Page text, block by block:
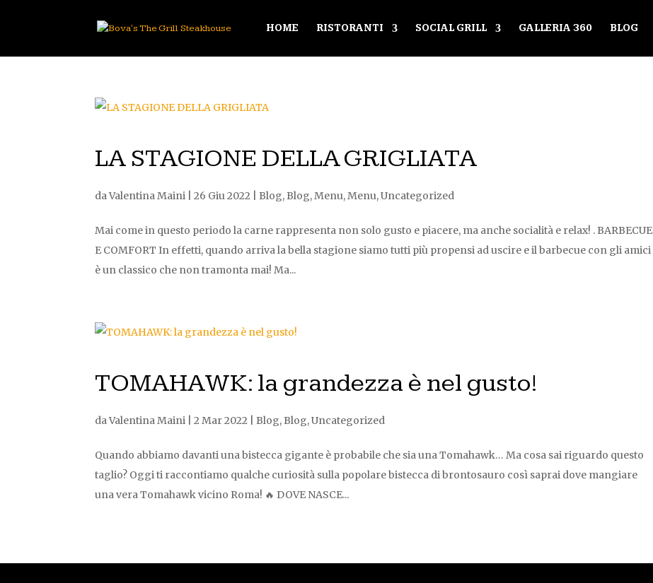
HOME RISTORANTI SOCIAL GRILL GALLERIA 360 BLOG
LA STAGIONE DELLA GRIGLIATA
daValentina Maini |26 Giu 2022 Blog, Blog,Menu,Menu,Uncategorized
Mai come in questo periodo la carne rappresenta non solo gusto e piacere, ma anche socialità e relax! . BARBECUE
E COMFORT In effetti, quando arriva la bella stagione siamo tutti più propensi ad uscire e il barbecue con gli amici
è un classico che non tramonta mai! Ma...
TOMAHAWK: la grandezza è nel gusto!
daValentina Maini |2 Mar 2022 Blog, Blog,Uncategorized
Quando abbiamo davanti una bistecca gigante è probabile che sia una Tomahawk… Ma cosa sai riguardo questo
taglio? Oggi ti raccontiamo qualche curiosità sulla popolare bistecca di brontosauro così saprai dove mangiare
una vera Tomahawk vicino Roma! 🔥 DOVE NASCE...